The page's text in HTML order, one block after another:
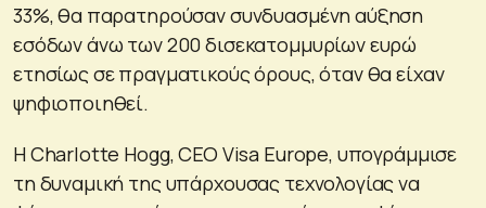
33%, θα παρατηρούσαν συνδυασμένη αύξηση
εσόδων άνω των 200 δισεκατομμυρίων ευρώ
ετησίως σε πραγματικούς όρους, όταν θα είχαν
ψηφιοποιηθεί.
Η Charlotte Hogg, CEO Visa Europe, υπογράμμισε
τη δυναμική της υπάρχουσας τεχνολογίας να